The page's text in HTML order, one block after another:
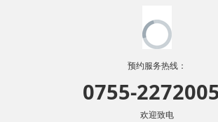
预约服务热线：
0755-
欢迎致电